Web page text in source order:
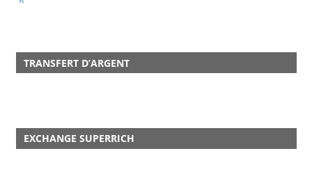
TRANSFERT D’ARGENT
EXCHANGE SUPERRICH